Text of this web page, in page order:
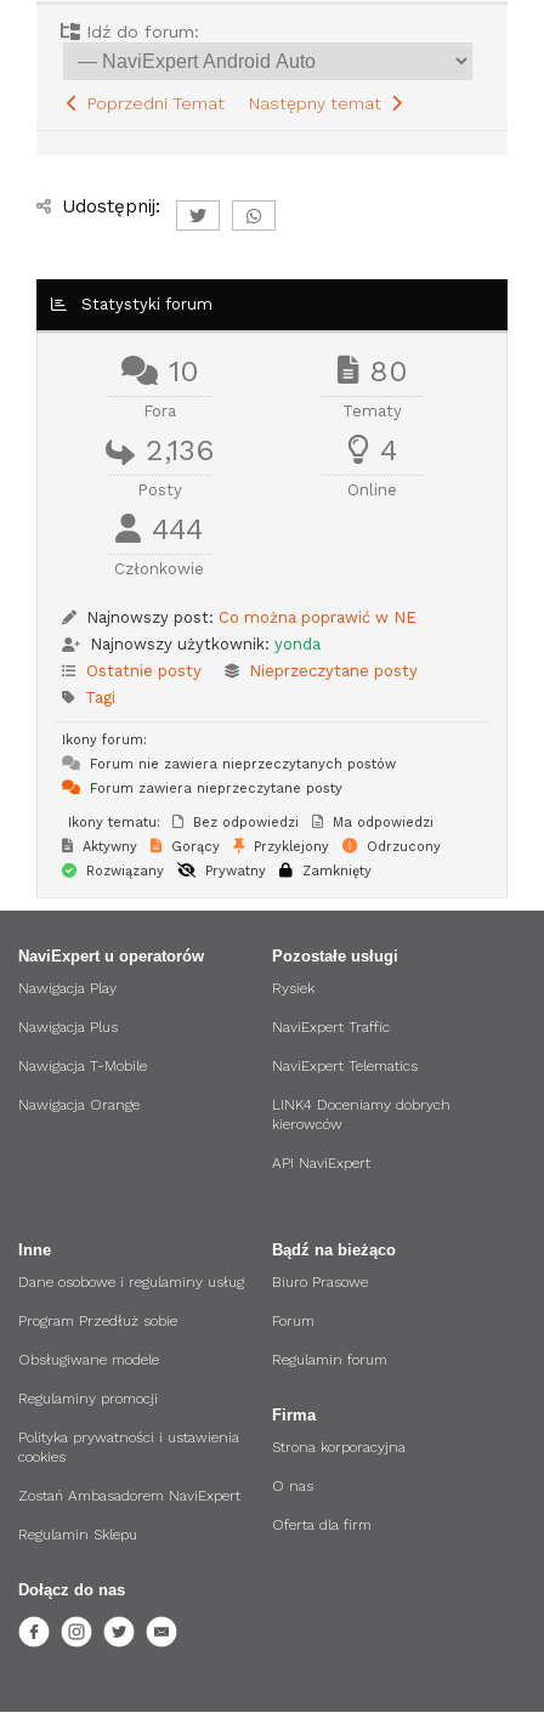
Idź do forum:
Poprzedni Temat Następny temat
Udostępnij:
Statystyki forum
10
Fora
80
Tematy
2,136
Posty
4
Online
444
Członkowie
Najnowszy post: Co można poprawić w NE
Najnowszy użytkownik: yonda
Ostatnie posty
Nieprzeczytane posty
Tagi
Ikony forum:
Forum nie zawiera nieprzeczytanych postów
Forum zawiera nieprzeczytane posty
Ikony tematu: Bez odpowiedzi
Ma odpowiedzi
Aktywny
Gorący Przyklejony
Odrzucony
Rozwiązany
Prywatny Zamknięty
NaviExpert u operatorów
Nawigacja Play
Nawigacja Plus
Nawigacja T-Mobile
Nawigacja Orange
Pozostałe usługi
Rysiek
NaviExpert Traffic
NaviExpert Telematics
LINK4 Doceniamy dobrych
kierowców
API NaviExpert
Bądź na bieżąco
Biuro Prasowe
Forum
Regulamin forum
Firma
Strona korporacyjna
O nas
Oferta dla firm
Inne
Dane osobowe i regulaminy usług
Program Przedłuż sobie
Obsługiwane modele
Regulaminy promocji
Polityka prywatności i ustawienia
cookies
Zostań Ambasadorem NaviExpert
Regulamin Sklepu
Dołącz do nas